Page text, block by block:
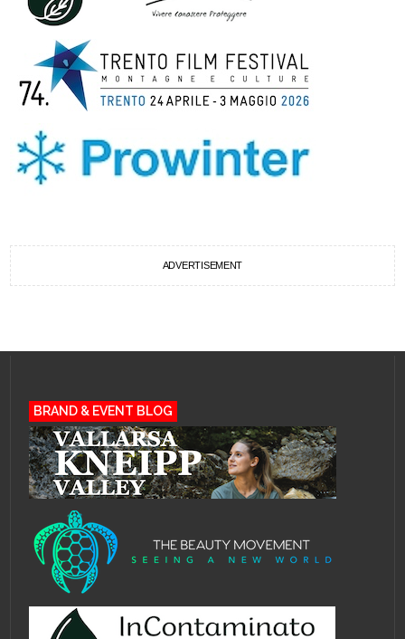
ADVERTISEMENT
BRAND & EVENT BLOG